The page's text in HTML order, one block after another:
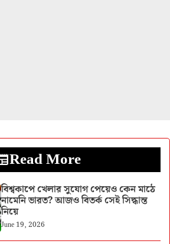
Read More
বিশ্বকাপে খেলার সুযোগ পেয়েও কেন মাঠে
নামেনি ভারত? আজও বিতর্ক সেই সিদ্ধান্ত
নিয়ে
June 19, 2026